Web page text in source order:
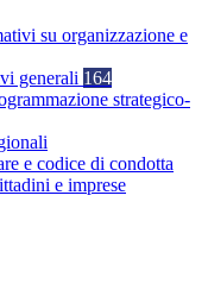
su organizzazione e
generali 164
strategico-
e codice di condotta
e imprese